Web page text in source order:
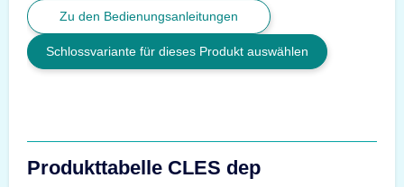
Zu den Bedienungsanleitungen
Schlossvariante für dieses Produkt auswählen
Produkttabelle CLES dep